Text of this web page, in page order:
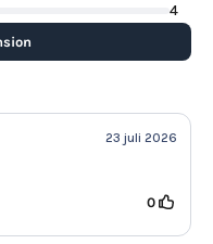
4
23 juli 2026
0